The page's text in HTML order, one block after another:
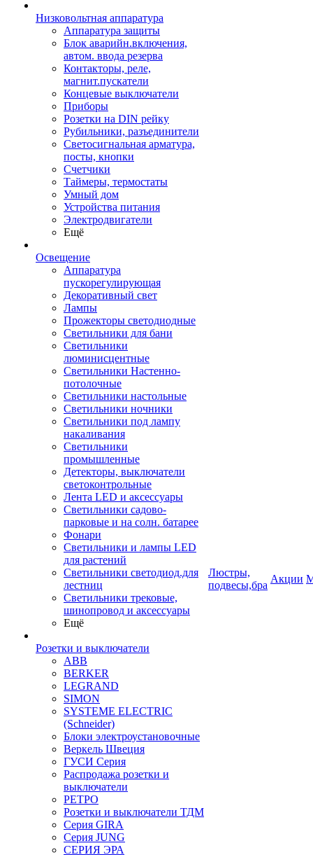
Низковольтная аппаратура
Аппаратура защиты
Блок аварийн.включения,
автом. ввода резерва
Контакторы, реле,
магнит.пускатели
Концевые выключатели
Приборы
Розетки на DIN рейку
Рубильники, разъединители
Светосигнальная арматура,
посты, кнопки
Счетчики
Таймеры, термостаты
Умный дом
Устройства питания
Электродвигатели
Ещё
Освещение
Аппаратура
пускорегулирующая
Декоративный свет
Лампы
Прожекторы светодиодные
Светильники для бани
Светильники
люминисцентные
Светильники Настенно-
потолочные
Светильники настольные
Светильники ночники
Светильники под лампу
накаливания
Светильники
промышленные
Детекторы, выключатели
светоконтрольные
Лента LED и аксессуары
Светильники садово-
парковые и на солн. батарее
Фонари
Светильники и лампы LED
для растений
Светильники светодиод.для
лестниц
Светильники трековые,
шинопровод и аксессуары
Ещё
Розетки и выключатели
ABB
BERKER
LEGRAND
SIMON
SYSTEME ELECTRIC
(Schneider)
Блоки электроустановочные
Веркель Швеция
ГУСИ Серия
Распродажа розетки и
выключатели
РЕТРО
Розетки и выключатели ТДМ
Серия GIRA
Серия JUNG
СЕРИЯ ЭРА
Люстры,
подвесы,бра
Акции